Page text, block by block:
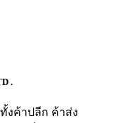
.
งค้าปลีก ค้าส่ง